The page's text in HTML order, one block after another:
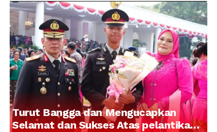
Turut Bangga dan Mengucapkan
Selamat dan Sukses Atas pelantikan